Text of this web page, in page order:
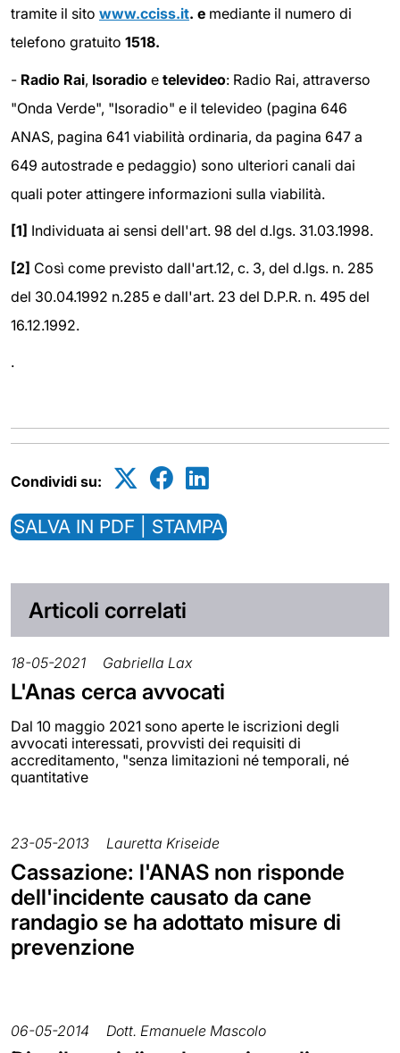
tramite il sito www.cciss.it. e mediante il numero di
telefono gratuito 1518.
- Radio Rai, Isoradio e televideo: Radio Rai, attraverso
"Onda Verde", "Isoradio" e il televideo (pagina 646
ANAS, pagina 641 viabilità ordinaria, da pagina 647 a
649 autostrade e pedaggio) sono ulteriori canali dai
quali poter attingere informazioni sulla viabilità.
[1] Individuata ai sensi dell'art. 98 del d.lgs. 31.03.1998.
[2] Così come previsto dall'art.12, c. 3, del d.lgs. n. 285
del 30.04.1992 n.285 e dall'art. 23 del D.P.R. n. 495 del
16.12.1992.
.
Condividi su:
SALVA IN PDF | STAMPA
Articoli correlati
18-05-2021 Gabriella Lax
L'Anas cerca avvocati
Dal 10 maggio 2021 sono aperte le iscrizioni degli
avvocati interessati, provvisti dei requisiti di
accreditamento, "senza limitazioni né temporali, né
quantitative
23-05-2013 Lauretta Kriseide
Cassazione: l'ANAS non risponde
dell'incidente causato da cane
randagio se ha adottato misure di
prevenzione
06-05-2014 Dott. Emanuele Mascolo